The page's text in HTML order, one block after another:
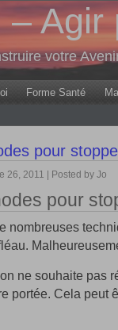
Agir
votre
Forme Santé
pour
26, 2011 | Posted by Jo
pour
nombreuses
ne souhaite pas
portée. Cela peut